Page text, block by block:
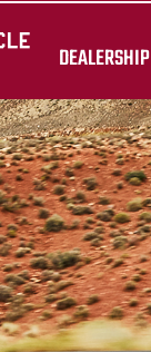
DEALERSHIP